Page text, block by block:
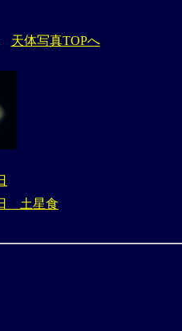
天体写真TOPへ
土星食